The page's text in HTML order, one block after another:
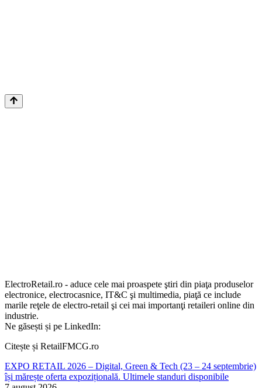
ElectroRetail.ro - aduce cele mai proaspete ştiri din piaţa produselor
electronice, electrocasnice, IT&C şi multimedia, piaţă ce include
marile reţele de electro-retail şi cei mai importanţi retaileri online din
industrie.
Ne găsești și pe LinkedIn:
Citește și RetailFMCG.ro
EXPO RETAIL 2026 – Digital, Green & Tech (23 – 24 septembrie)
își mărește oferta expozițională. Ultimele standuri disponibile